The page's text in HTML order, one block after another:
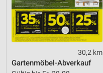
30,2 km
Gartenmöbel-Abverkauf